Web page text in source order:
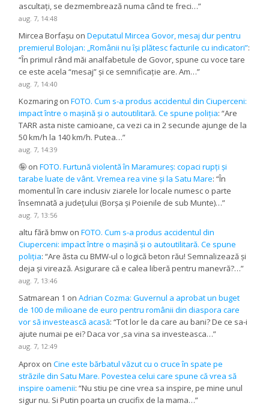
ascultați, se dezmembrează numa când te freci…”
aug. 7, 14:48
Mircea Borfașu onDeputatul Mircea Govor, mesaj dur pentru
premierul Bolojan: „Românii nu își plătesc facturile cu indicatori”:
“În primul rând măi analfabetule de Govor, spune cu voce tare
ce este acela “mesaj” și ce semnificație are. Am…”
aug. 7, 14:40
Kozmaring onFOTO. Cum s-a produs accidentul din Ciuperceni:
impact între o mașină și o autoutilitară. Ce spune poliția: “Are
TARR asta niste camioane, ca vezi ca in 2 secunde ajunge de la
50 km/h la 140 km/h. Putea…”
aug. 7, 14:39
🤪 onFOTO. Furtună violentă în Maramureș: copaci rupți și
tarabe luate de vânt. Vremea rea vine și la Satu Mare: “În
momentul în care inclusiv ziarele lor locale numesc o parte
însemnată a județului (Borșa și Poienile de sub Munte)…”
aug. 7, 13:56
altu fără bmw onFOTO. Cum s-a produs accidentul din
Ciuperceni: impact între o mașină și o autoutilitară. Ce spune
poliția: “Are ăsta cu BMW-ul o logică beton rău! Semnalizează și
deja și virează. Asigurare că e calea liberă pentru manevră?…”
aug. 7, 13:46
Satmarean 1 onAdrian Cozma: Guvernul a aprobat un buget
de 100 de milioane de euro pentru românii din diaspora care
vor să investească acasă: “Tot lor le da care au bani? De ce sa-i
ajute numai pe ei? Daca vor ,sa vina sa investeasca…”
aug. 7, 12:49
Aprox onCine este bărbatul văzut cu o cruce în spate pe
străzile din Satu Mare. Povestea celui care spune că vrea să
inspire oamenii: “Nu stiu pe cine vrea sa inspire, pe mine unul
sigur nu. Si Putin poarta un crucifix de la mama…”